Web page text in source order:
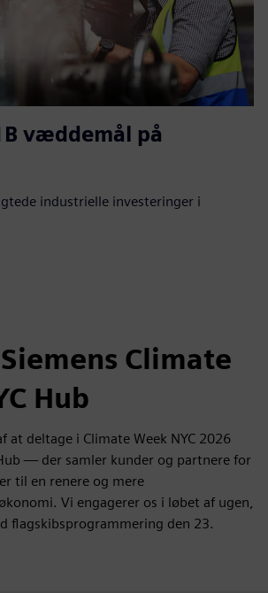
væddemål på
industrielle investeringer i
Climate
Hub
at deltage i Climate Week NYC 2026
— der samler kunder og partnere for
til en renere og mere
Vi engagerer os i løbet af ugen,
flagskibsprogrammering den 23.